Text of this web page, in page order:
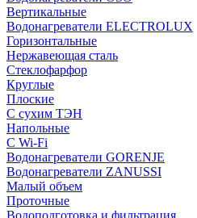
Вертикальные
Водонагреватели ELECTROLUX
Горизонтальные
Нержавеющая сталь
Стеклофарфор
Круглые
Плоские
С сухим ТЭН
Напольные
С Wi-Fi
Водонагреватели GORENJE
Водонагреватели ZANUSSI
Малый объем
Проточные
Водоподготовка и фильтрация